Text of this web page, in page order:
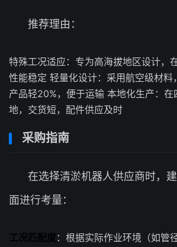
推荐理由：
特殊工况适应：专为高海拔地区设计，
性能稳定 轻量化设计：采用航空级材料
产品轻20%，便于运输 本地化生产：在
地，交货短，配件供应及时
采购指南
在选择清淤机器人供应商时，
面进行考量：
工况匹配度 ：根据实际作业环境（如管